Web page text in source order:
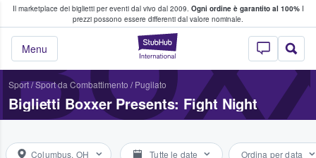
Il marketplace dei biglietti per eventi dal vivo dal 2009. Ogni ordine è garantito al 100%I
prezzi possono essere differenti dal valore nominale.
StubHub - Dove
Menu
fan comprano e vendono biglietti
Sport/Sport da Combattimento / Pugilato
Biglietti Boxxer Presents: Fight Night
Columbus, OH Tutte le date Ordina per data